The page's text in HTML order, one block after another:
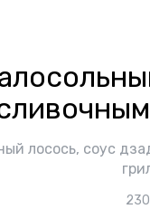
лосось, соус
230